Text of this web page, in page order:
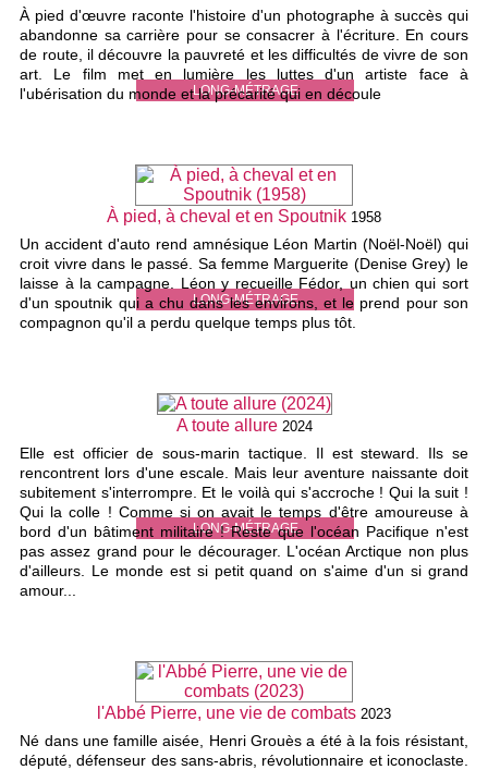
LONG-MÉTRAGE
À pied d'œuvre raconte l'histoire d'un photographe à succès qui
abandonne sa carrière pour se consacrer à l'écriture. En cours
de route, il découvre la pauvreté et les difficultés de vivre de son
art. Le film met en lumière les luttes d'un artiste face à
l'ubérisation du monde et la précarité qui en découle
LONG-MÉTRAGE
À pied, à cheval et en Spoutnik 1958
Un accident d'auto rend amnésique Léon Martin (Noël-Noël) qui
croit vivre dans le passé. Sa femme Marguerite (Denise Grey) le
laisse à la campagne. Léon y recueille Fédor, un chien qui sort
d'un spoutnik qui a chu dans les environs, et le prend pour son
compagnon qu'il a perdu quelque temps plus tôt.
LONG-MÉTRAGE
A toute allure 2024
Elle est officier de sous-marin tactique. Il est steward. Ils se
rencontrent lors d'une escale. Mais leur aventure naissante doit
subitement s'interrompre. Et le voilà qui s'accroche ! Qui la suit !
Qui la colle ! Comme si on avait le temps d'être amoureuse à
bord d'un bâtiment militaire ! Reste que l'océan Pacifique n'est
pas assez grand pour le décourager. L'océan Arctique non plus
d'ailleurs. Le monde est si petit quand on s'aime d'un si grand
amour...
l'Abbé Pierre, une vie de combats 2023
Né dans une famille aisée, Henri Grouès a été à la fois résistant,
député, défenseur des sans-abris, révolutionnaire et iconoclaste.